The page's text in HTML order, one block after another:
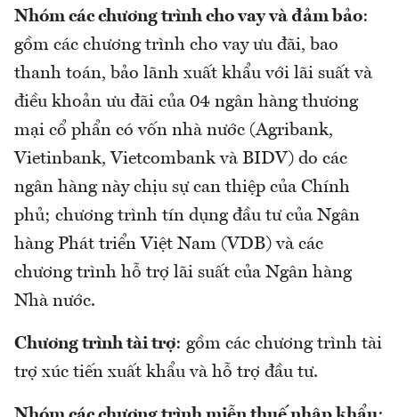
Nhóm các chương trình cho vay và đảm bảo:
gồm các chương trình cho vay ưu đãi, bao
thanh toán, bảo lãnh xuất khẩu với lãi suất và
điều khoản ưu đãi của 04 ngân hàng thương
mại cổ phẩn có vốn nhà nước (Agribank,
Vietinbank, Vietcombank và BIDV) do các
ngân hàng này chịu sự can thiệp của Chính
phủ; chương trình tín dụng đầu tư của Ngân
hàng Phát triển Việt Nam (VDB) và các
chương trình hỗ trợ lãi suất của Ngân hàng
Nhà nước.
Chương trình tài trợ: gồm các chương trình tài
trợ xúc tiến xuất khẩu và hỗ trợ đầu tư.